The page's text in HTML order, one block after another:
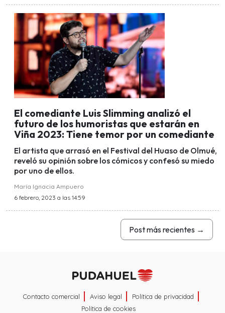
El comediante Luis Slimming analizó el
futuro de los humoristas que estarán en
Viña 2023: Tiene temor por un comediante
El artista que arrasó en el Festival del Huaso de Olmué,
reveló su opinión sobre los cómicos y confesó su miedo
por uno de ellos.
María Ignacia Ampuero
6 febrero, 2023 a las 14:59
Post más recientes →
Contacto comercial Aviso legal
Política de privacidad
Política de cookies